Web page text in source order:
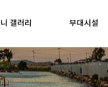
갤러리 부대시설